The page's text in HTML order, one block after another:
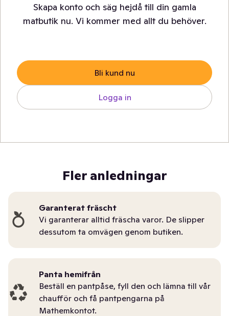
Skapa konto och säg hejdå till din gamla
matbutik nu. Vi kommer med allt du behöver.
Bli kund nu
Logga in
Fler anledningar
Garanterat fräscht
Vi garanterar alltid fräscha varor. De slipper
dessutom ta omvägen genom butiken.
Panta hemifrån
Beställ en pantpåse, fyll den och lämna till vår
chaufför och få pantpengarna på
Mathemkontot.